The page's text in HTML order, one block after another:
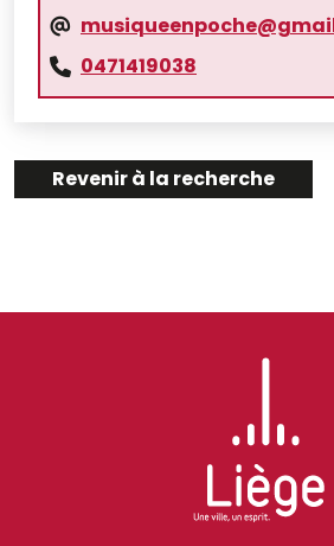
0471419038
Revenir à la recherche